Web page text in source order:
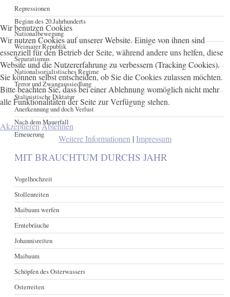
Repressionen
Beginn des 20.Jahrhunderts
Nationalbewegung
Weimarer Republik
Separatismus
Nationalsozialistisches Regime
Terror und Zwangaussiedlung
Stalinistische Diktatur
Anerkennung und doch Verlust
Nach dem Mauerfall
Erneuerung
MIT BRAUCHTUM DURCHS JAHR
Vogelhochzeit
Stollenreiten
Maibaum werfen
Erntebräuche
Johannisreiten
Maibaum
Schöpfen des Osterwassers
Osterreiten
Wir benutzen Cookies
Wir nutzen Cookies auf unserer Website. Einige von ihnen sind
essenziell für den Betrieb der Seite, während andere uns helfen, diese
Website und die Nutzererfahrung zu verbessern (Tracking Cookies).
Sie können selbst entscheiden, ob Sie die Cookies zulassen möchten.
Bitte beachten Sie, dass bei einer Ablehnung womöglich nicht mehr
alle Funktionalitäten der Seite zur Verfügung stehen.
Akzeptieren Ablehnen
Weitere Informationen | Impressum